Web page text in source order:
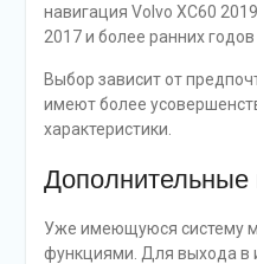
навигация Volvo XC60
2017 и более ранних годов
Выбор зависит от
имеют более
характеристики.
Дополнительные
Уже имеющуюся систему
функциями. Для выхода в